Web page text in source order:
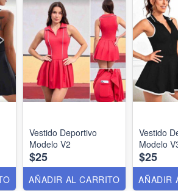
Vestido Deportivo
Modelo V2
$25
AÑADIR AL CARRITO
Vestido
Modelo
$25
AÑADIR